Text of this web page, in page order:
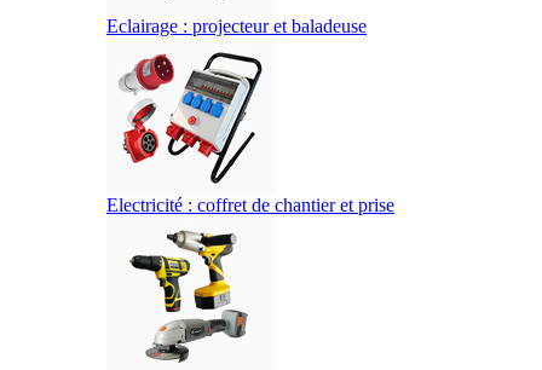
Eclairage : projecteur et baladeuse
Electricité : coffret de chantier et prise